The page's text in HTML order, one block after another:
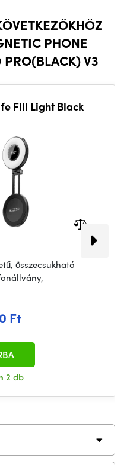
PHONE
PRO(BLACK) V3
Fill Light Black
összecsukható
Ft
2 db